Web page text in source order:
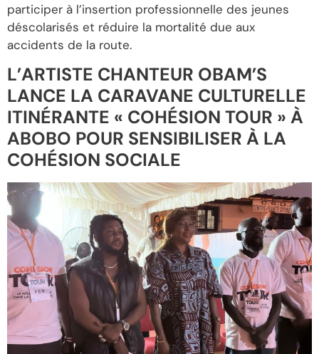
participer à l’insertion professionnelle des jeunes
déscolarisés et réduire la mortalité due aux
accidents de la route.
L’ARTISTE CHANTEUR OBAM’S
LANCE LA CARAVANE CULTURELLE
ITINÉRANTE « COHÉSION TOUR » À
ABOBO POUR SENSIBILISER À LA
COHÉSION SOCIALE